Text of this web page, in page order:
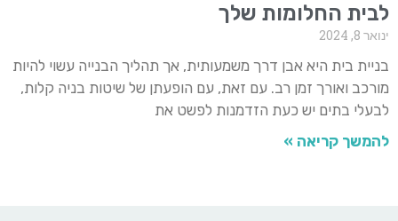
לבית החלומות שלך
ינואר 8, 2024
בניית בית היא אבן דרך משמעותית, אך תהליך הבנייה עשוי להיות
מורכב ואורך זמן רב. עם זאת, עם הופעתן של שיטות בניה קלות,
לבעלי בתים יש כעת הזדמנות לפשט את
להמשך קריאה »